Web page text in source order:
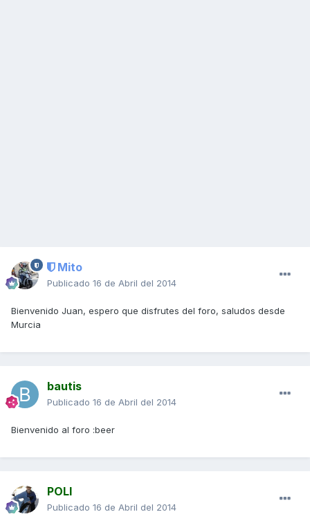
Mito
Publicado 16 de Abril del 2014
Bienvenido Juan, espero que disfrutes del foro, saludos desde
Murcia
bautis
Publicado 16 de Abril del 2014
Bienvenido al foro :beer
POLI
Publicado 16 de Abril del 2014